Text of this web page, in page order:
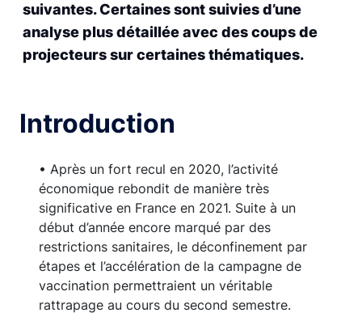
suivantes. Certaines sont suivies d’une
analyse plus détaillée avec des coups de
projecteurs sur certaines thématiques.
Introduction
• Après un fort recul en 2020, l’activité
économique rebondit de manière très
significative en France en 2021. Suite à un
début d’année encore marqué par des
restrictions sanitaires, le déconfinement par
étapes et l’accélération de la campagne de
vaccination permettraient un véritable
rattrapage au cours du second semestre.